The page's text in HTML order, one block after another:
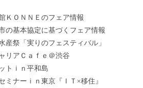
ＯＮＮＥのフェア情報
基本協定に基づくフェア情報
祭「実りのフェスティバル」
アＣａｆｅ＠渋谷
ｉｎ平和島
ナーｉｎ東京『ＩＴ×移住』